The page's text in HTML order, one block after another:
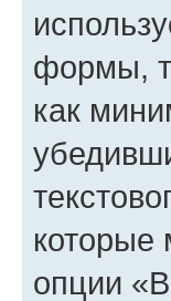
формы,
как
которые
опции